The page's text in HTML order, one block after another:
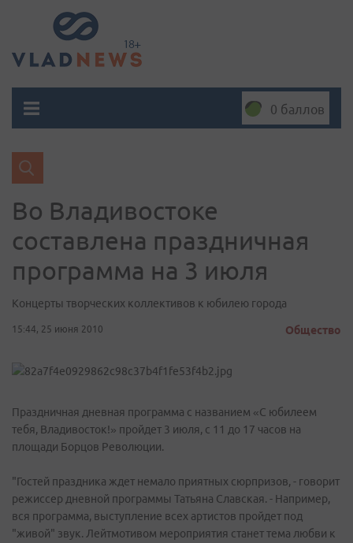
0 баллов
Во Владивостоке
составлена праздничная
программа на 3 июля
Концерты творческих коллективов к юбилею города
15:44, 25 июня 2010 Общество
Праздничная дневная программа с названием «С юбилеем
тебя, Владивосток!» пройдет 3 июля, с 11 до 17 часов на
площади Борцов Революции.
"Гостей праздника ждет немало приятных сюрпризов, - говорит
режиссер дневной программы Татьяна Славская. - Например,
вся программа, выступление всех артистов пройдет под
"живой" звук. Лейтмотивом мероприятия станет тема любви к